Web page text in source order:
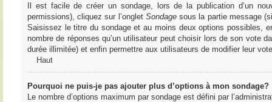
Il est facile de créer un sondage, lors de la publication d’un
permissions), cliquez sur l’onglet Sondagesous la partie message
Saisissez le titre du sondage et au moins deux options possibles,
nombre de réponses qu’un utilisateur peut choisir lors de son vote
durée illimitée) et enfin permettre aux utilisateurs de modifier leur
Haut
Pourquoi ne puis-je pas ajouter plus d’options à mon sondage?
Le nombre d’options maximum par sondage est défini par